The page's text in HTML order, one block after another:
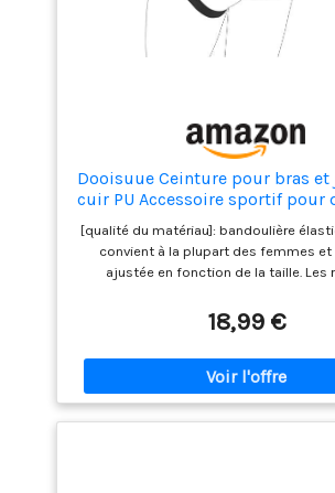
Dooisuue Ceinture pour bras et
cuir PU Accessoire sportif pour
adapté aux couples Party
[qualité du matériau]: bandoulière
convient à la plupart des femmes
ajustée en fonction de la taille. Les
de la circulation des jambes de 13,4 à
qui convient à la plupart des
réglable]: ceinture entièrement
des gens sont exactement de la même
sangle de chaîne pour femme peut être
s'adapter à votre type de corps.
18,99 €